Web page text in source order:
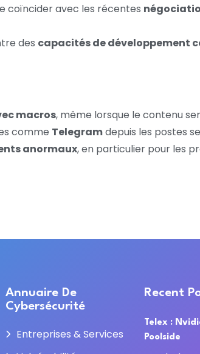
coïncider avec les récentes
des capacités de développement
macros, même lorsque le contenu
comme Telegramdepuis les postes
anormaux, en particulier pour les
Annuaire De
Cybersécurité
Entreprises & Services
Recent
Telex :
Poolside